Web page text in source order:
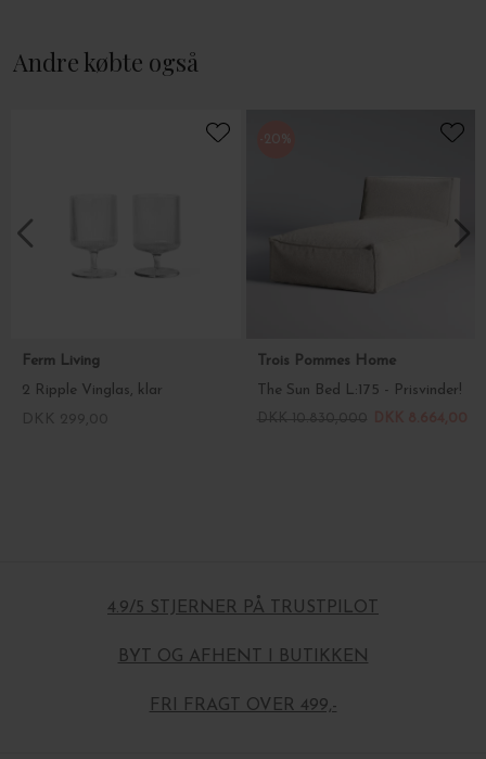
Andre købte også
Ferm Living
2 Ripple Vinglas, klar
-20%
Trois Pommes Home
The Sun Bed L:175 - Prisvinder!
4.9/5 STJERNER PÅ TRUSTPILOT
BYT OG AFHENT I BUTIKKEN
FRI FRAGT OVER 499,-